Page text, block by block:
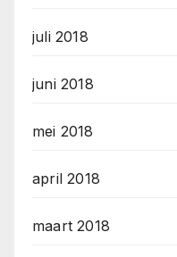
juli 2018
juni 2018
mei 2018
april 2018
maart 2018